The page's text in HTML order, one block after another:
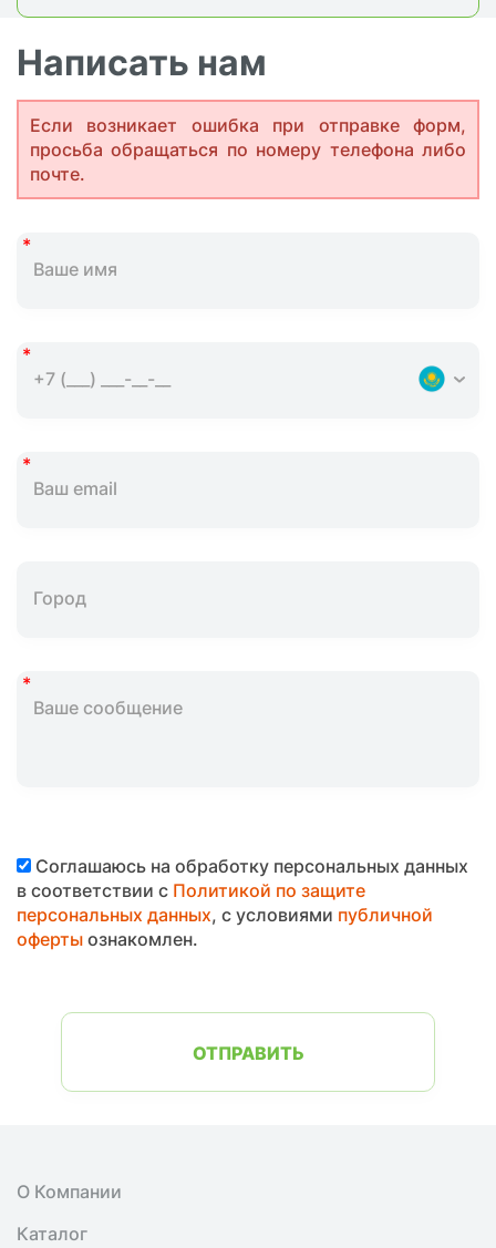
Написать нам
Если возникает ошибка при отправке форм,
просьба обращаться по номеру телефона либо
почте.
Соглашаюсь на обработку персональных данных
в соответствии с Политикой по защите
персональных данных, с условиями публичной
офертыознакомлен.
ОТПРАВИТЬ
О Компании
Каталог